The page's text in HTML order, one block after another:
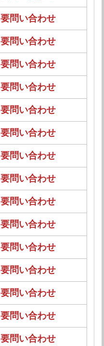
要問い合わせ
要問い合わせ
要問い合わせ
要問い合わせ
要問い合わせ
要問い合わせ
要問い合わせ
要問い合わせ
要問い合わせ
要問い合わせ
要問い合わせ
要問い合わせ
要問い合わせ
要問い合わせ
要問い合わせ